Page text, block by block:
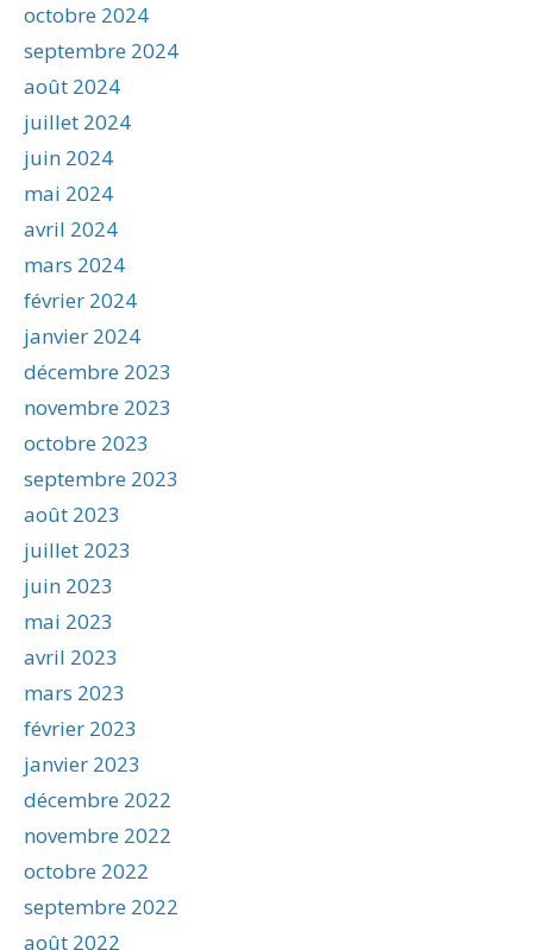
octobre 2024
septembre 2024
août 2024
juillet 2024
juin 2024
mai 2024
avril 2024
mars 2024
février 2024
janvier 2024
décembre 2023
novembre 2023
octobre 2023
septembre 2023
août 2023
juillet 2023
juin 2023
mai 2023
avril 2023
mars 2023
février 2023
janvier 2023
décembre 2022
novembre 2022
octobre 2022
septembre 2022
août 2022